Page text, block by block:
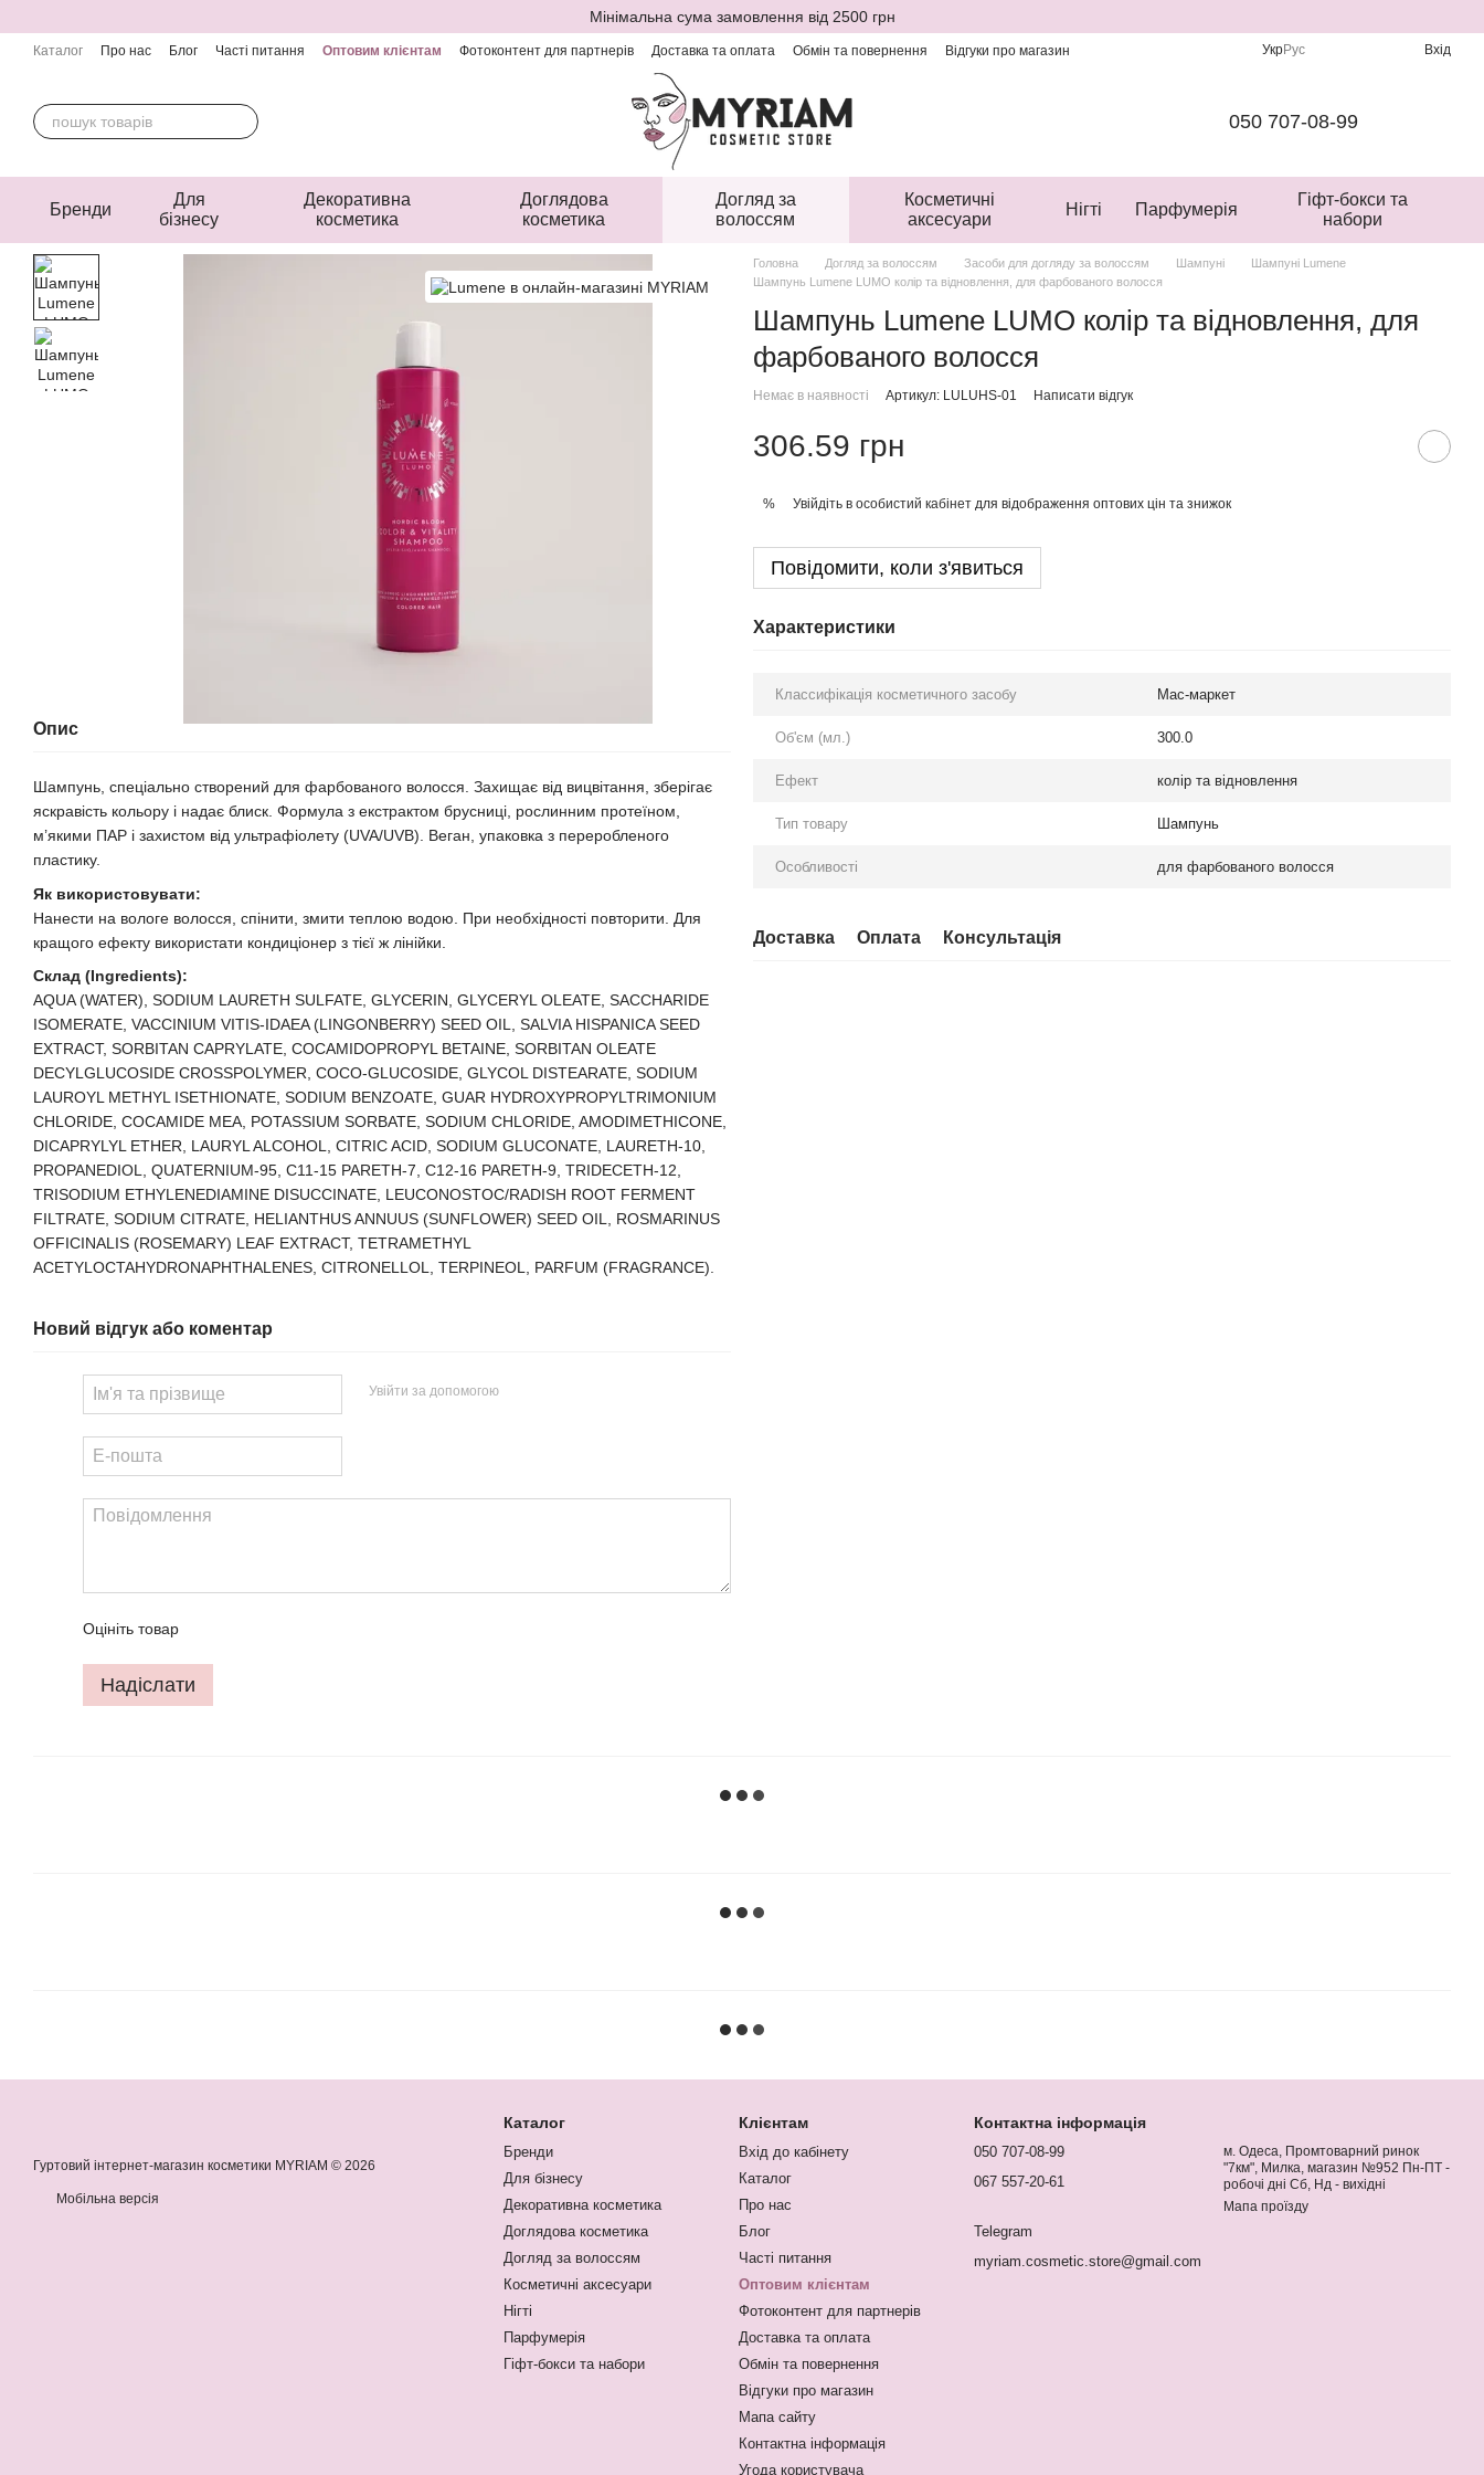
Мінімальна сума замовлення від 2500 грн
Каталог Про нас Блог Часті питання Оптовим клієнтам Фотоконтент для партнерів Доставка та оплата Обмін та повернення
Відгуки про магазин
УкрРус Вхід
050 707-08-99
Бренди
Для
бізнесу
Декоративна
косметика
Доглядова
косметика
Догляд за
волоссям
Косметичні
аксесуари
Нігті Парфумерія
Гіфт-бокси та
набори
Опис
Шампунь, спеціально створений для фарбованого волосся. Захищає від вицвітання, зберігає
яскравість кольору і надає блиск. Формула з екстрактом брусниці, рослинним протеїном,
м’якими ПАР і захистом від ультрафіолету (UVA/UVB). Веган, упаковка з переробленого
пластику.
Як використовувати:
Нанести на вологе волосся, спінити, змити теплою водою. При необхідності повторити. Для
кращого ефекту використати кондиціонер з тієї ж лінійки.
Склад (Ingredients):
AQUA (WATER), SODIUM LAURETH SULFATE, GLYCERIN, GLYCERYL OLEATE, SACCHARIDE
ISOMERATE, VACCINIUM VITIS-IDAEA (LINGONBERRY) SEED OIL, SALVIA HISPANICA SEED
EXTRACT, SORBITAN CAPRYLATE, COCAMIDOPROPYL BETAINE, SORBITAN OLEATE
DECYLGLUCOSIDE CROSSPOLYMER, COCO-GLUCOSIDE, GLYCOL DISTEARATE, SODIUM
LAUROYL METHYL ISETHIONATE, SODIUM BENZOATE, GUAR HYDROXYPROPYLTRIMONIUM
CHLORIDE, COCAMIDE MEA, POTASSIUM SORBATE, SODIUM CHLORIDE, AMODIMETHICONE,
DICAPRYLYL ETHER, LAURYL ALCOHOL, CITRIC ACID, SODIUM GLUCONATE, LAURETH-10,
PROPANEDIOL, QUATERNIUM-95, C11-15 PARETH-7, C12-16 PARETH-9, TRIDECETH-12,
TRISODIUM ETHYLENEDIAMINE DISUCCINATE, LEUCONOSTOC/RADISH ROOT FERMENT
FILTRATE, SODIUM CITRATE, HELIANTHUS ANNUUS (SUNFLOWER) SEED OIL, ROSMARINUS
OFFICINALIS (ROSEMARY) LEAF EXTRACT, TETRAMETHYL
ACETYLOCTAHYDRONAPHTHALENES, CITRONELLOL, TERPINEOL, PARFUM (FRAGRANCE).
Новий відгук або коментар
Увійти за допомогою
Оцініть товар
Надіслати
Головна Догляд за волоссям Засоби для догляду за волоссям Шампуні
Шампуні Lumene
Шампунь Lumene LUMO колір та відновлення, для фарбованого волосся
Шампунь Lumene LUMO колір та відновлення, для
фарбованого волосся
Немає в наявності Артикул: LULUHS-01 Написати відгук
306.59 грн
% Увійдіть в особистий кабінет для відображення оптових цін та знижок
Повідомити, коли з'явиться
Характеристики
Классифікація косметичного засобу Мас-маркет
Об'єм (мл.) 300.0
Ефект колір та відновлення
Тип товару Шампунь
Особливості для фарбованого волосся
Доставка Оплата Консультація
Гуртовий інтернет-магазин косметики MYRIAM © 2026
Мобільна версія
Каталог
Бренди
Для бізнесу
Декоративна косметика
Доглядова косметика
Догляд за волоссям
Косметичні аксесуари
Нігті
Парфумерія
Гіфт-бокси та набори
Клієнтам
Вхід до кабінету
Каталог
Про нас
Блог
Часті питання
Оптовим клієнтам
Фотоконтент для партнерів
Доставка та оплата
Обмін та повернення
Відгуки про магазин
Мапа сайту
Контактна інформація
Угода користувача
Контактна інформація
050 707-08-99
067 557-20-61
Telegram
myriam.cosmetic.store@gmail.com
м. Одеса, Промтоварний ринок
"7км", Милка, магазин №952 Пн-ПТ -
робочі дні Сб, Нд - вихідні
Мапа проїзду